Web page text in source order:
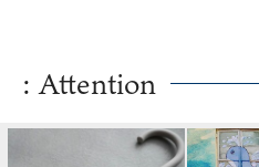
: Attention